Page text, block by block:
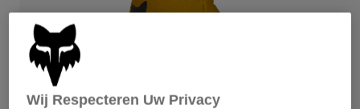
Broeken
Broeken
Handschoenen
Jassen
Overhemden
Alles bekijken
Beschermers
Brillen
Socks
Alles bekijken
Wij Respecteren Uw Privacy